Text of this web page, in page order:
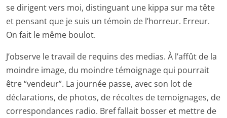
se dirigent vers moi, distinguant une kippa sur ma tête
et pensant que je suis un témoin de l’horreur. Erreur.
On fait le même boulot.
J’observe le travail de requins des medias. À l’affût de la
moindre image, du moindre témoignage qui pourrait
être “vendeur”. La journée passe, avec son lot de
déclarations, de photos, de récoltes de temoignages, de
correspondances radio. Bref fallait bosser et mettre de